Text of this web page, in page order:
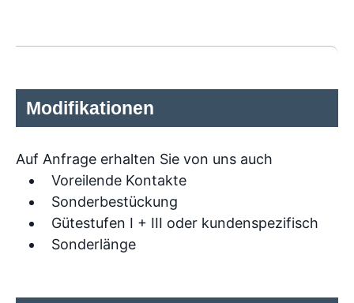
Modifikationen
Auf Anfrage erhalten Sie von uns auch
Voreilende Kontakte
Sonderbestückung
Gütestufen I + III oder kundenspezifisch
Sonderlänge